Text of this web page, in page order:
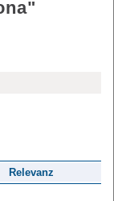
"
Relevanz